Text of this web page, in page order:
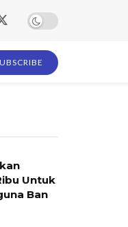
Untuk
Ban